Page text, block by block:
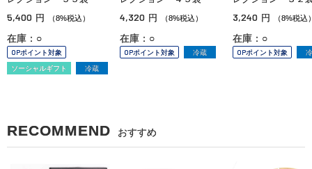
5,400 円 （8%税込）
在庫：○
OPポイント対象
ソーシャルギフト
冷蔵
4,320 円 （8%税込）
在庫：○
OPポイント対象 冷蔵
3,240 円 （8%税込
在庫：○
OPポイント対象
RECOMMEND おすすめ